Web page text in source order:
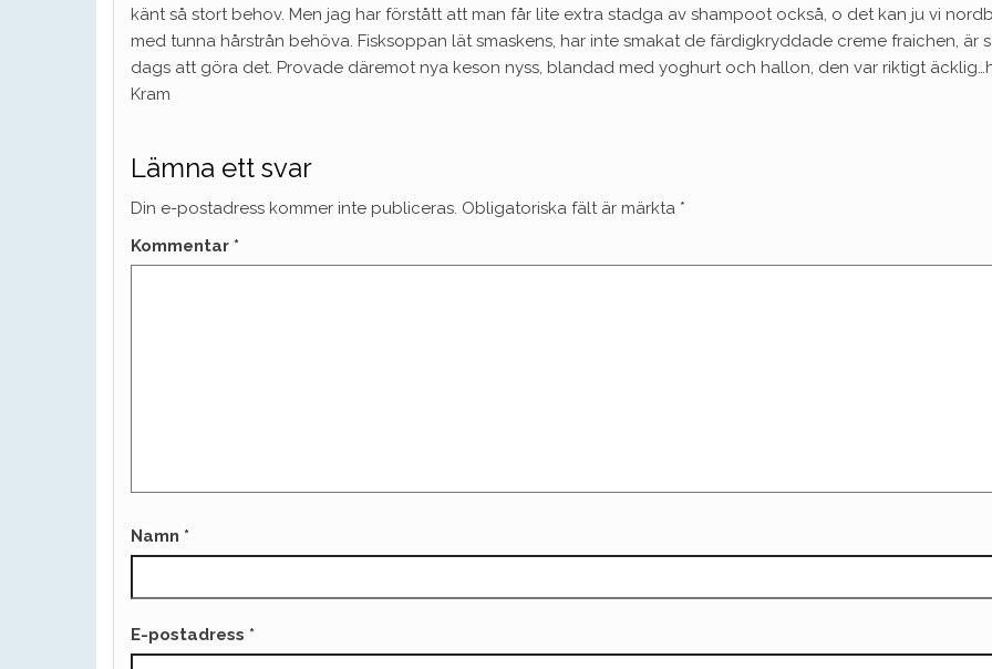
känt så stort behov. Men jag har förstått att man får lite extra stadga av shampoot också, o det kan ju vi
med tunna hårstrån behöva. Fisksoppan lät smaskens, har inte smakat de färdigkryddade creme fraichen, är
dags att göra det. Provade däremot nya keson nyss, blandad med yoghurt och hallon, den var riktigt
Kram
Lämna ett svar
Din e-postadress kommer inte publiceras. Obligatoriska fält är märkta *
Kommentar *
Namn *
E-postadress *